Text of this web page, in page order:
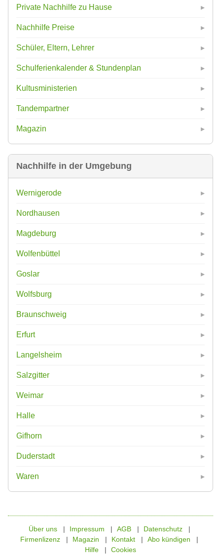
Private Nachhilfe zu Hause
Nachhilfe Preise
Schüler, Eltern, Lehrer
Schulferienkalender & Stundenplan
Kultusministerien
Tandempartner
Magazin
Nachhilfe in der Umgebung
Wernigerode
Nordhausen
Magdeburg
Wolfenbüttel
Goslar
Wolfsburg
Braunschweig
Erfurt
Langelsheim
Salzgitter
Weimar
Halle
Gifhorn
Duderstadt
Waren
Über uns Impressum AGB
Datenschutz
Firmenlizenz
Magazin Kontakt
Abo kündigen
Hilfe
Cookies